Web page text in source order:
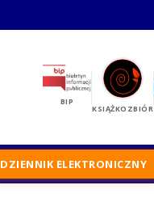
BIP
KSIĄŻKOZBIÓR
DZIENNIK ELEKTRONICZNY